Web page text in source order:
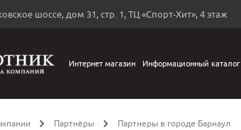
шоссе, дом 31, стр. 1, ТЦ «Спорт-Хит», 4 этаж
←
Интернет магазин Информационный каталог
Партнёры Партнеры в городе Барнаул